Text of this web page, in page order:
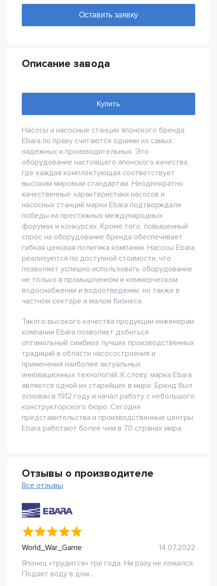
Описание завода
Купить
Насосы и насосные станции японского бренда
Ebara по праву считаются одними из самых
надежных и производительных. Это
оборудование настоящего японского качества,
где каждая комплектующая соответствует
высоким мировым стандартам. Неоднократно
качественные характеристики насосов и
насосных станций марки Ebara подтверждали
победы на престижных международных
форумах и конкурсах. Кроме того, повышенный
спрос на оборудование бренда обеспечивает
гибкая ценовая политика компании. Насосы Ebara
реализуются по доступной стоимости, что
позволяет успешно использовать оборудование
не только в промышленном и коммерческом
водоснабжении и водоотведении, но также в
частном секторе и малом бизнесе.
Такого высокого качества продукции инженерам
компании Ebara позволяет добиться
оптимальный симбиоз лучших производственных
традиций в области насосостроения и
применения наиболее актуальных
инновационных технологий. К слову, марка Ebara
является одной их старейших в мире. Бренд был
основан в 1912 году и начал работу с небольшого
конструкторского бюро. Сегодня
представительства и производственные центры
Ebara работают более чем в 70 странах мира.
Отзывы о производителе
Все отзывы
World_War_Game
14.07.2022
Японец «трудится» три года. Ни разу не ломался.
Подает воду в дом...